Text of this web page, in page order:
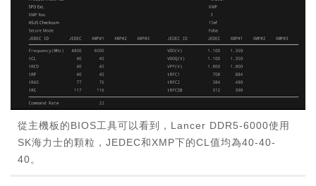
從主機板的BIOS工具可以看到，Lancer DDR5-6000使用
SK海力士的顆粒，JEDEC和XMP下的CL值均為40-40-
40。